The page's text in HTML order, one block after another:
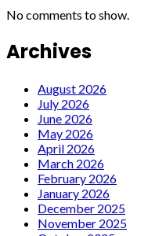
No comments to show.
Archives
August 2026
July 2026
June 2026
May 2026
April 2026
March 2026
February 2026
January 2026
December 2025
November 2025